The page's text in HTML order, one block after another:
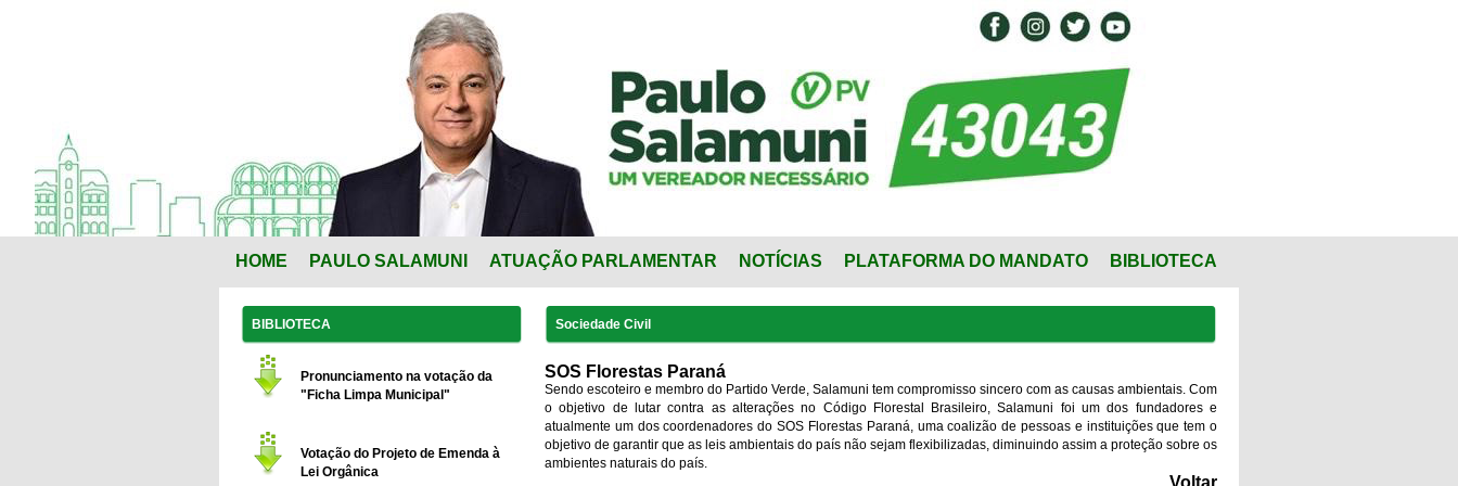
HOME PAULO SALAMUNI ATUAÇÃO PARLAMENTAR NOTÍCIAS PLATAFORMA DO MANDATO BIBLIOTECA
BIBLIOTECA
Pronunciamento na votação da
"Ficha Limpa Municipal"
Votação do Projeto de Emenda à
Lei Orgânica
Sociedade Civil
SOS Florestas Paraná
Sendo escoteiro e membro do Partido Verde, Salamuni tem compromisso sincero com as causas ambientais. Com
o objetivo de lutar contra as alterações no Código Florestal Brasileiro, Salamuni foi um dos fundadores e
atualmente um dos coordenadores do SOS Florestas Paraná, uma coalizão de pessoas e instituições que tem o
objetivo de garantir que as leis ambientais do país não sejam flexibilizadas, diminuindo assim a proteção sobre os
ambientes naturais do país.
Voltar